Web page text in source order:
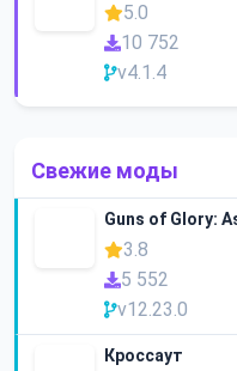
5.0
10 752
v4.1.4
Свежие моды
Guns of Glory:
3.8
5 552
v12.23.0
Кроссаут